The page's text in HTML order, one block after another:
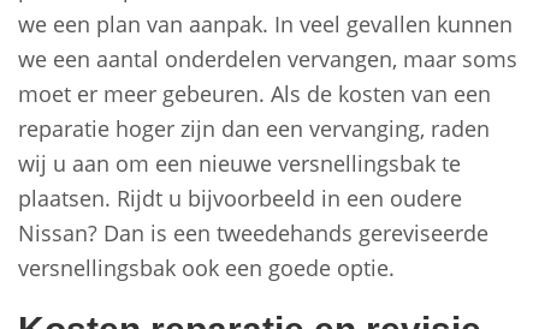
we een plan van aanpak. In veel gevallen kunnen
we een aantal onderdelen vervangen, maar soms
moet er meer gebeuren. Als de kosten van een
reparatie hoger zijn dan een vervanging, raden
wij u aan om een nieuwe versnellingsbak te
plaatsen. Rijdt u bijvoorbeeld in een oudere
Nissan? Dan is een tweedehands gereviseerde
versnellingsbak ook een goede optie.